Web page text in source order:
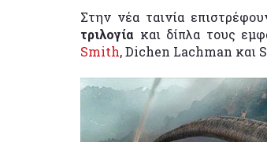
Στην νέα ταινία
τριλογία και δίπλα τους
Smith, Dichen Lachman και